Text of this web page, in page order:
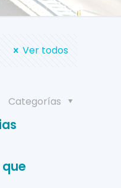
Ver todos
Categorías